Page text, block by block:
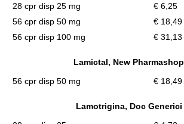
28 cpr disp 25 mg
€ 6,25
56 cpr disp 50 mg
€ 18,49
56 cpr disp 100 mg
€ 31,13
Lamictal, New Pharmashop
56 cpr disp 50 mg
€ 18,49
Lamotrigina, Doc Generici